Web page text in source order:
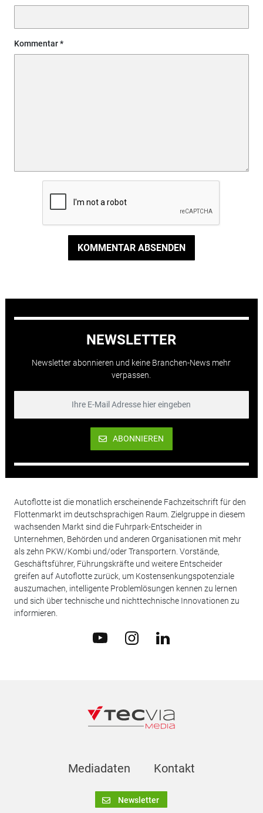
Kommentar
KOMMENTAR ABSENDEN
NEWSLETTER
Newsletter abonnieren und keine Branchen-News mehr
verpassen.
ABONNIEREN
Autoflotte ist die monatlich erscheinende Fachzeitschrift für den
Flottenmarkt im deutschsprachigen Raum. Zielgruppe in diesem
wachsenden Markt sind die Fuhrpark-Entscheider in
Unternehmen, Behörden und anderen Organisationen mit mehr
als zehn PKW/Kombi und/oder Transportern. Vorstände,
Geschäftsführer, Führungskräfte und weitere Entscheider
greifen auf Autoflotte zurück, um Kostensenkungspotenziale
auszumachen, intelligente Problemlösungen kennen zu lernen
und sich über technische und nichttechnische Innovationen zu
informieren.
Mediadaten Kontakt
Newsletter